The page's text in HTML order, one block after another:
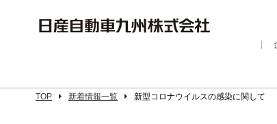
TOP 新着情報一覧 新型コロナウイルスの感染に関して